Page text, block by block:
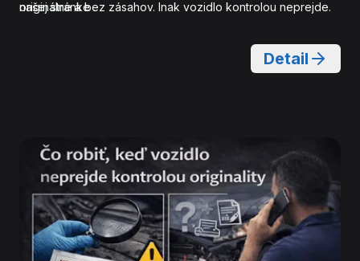
originálne a bez zásahov. Inak vozidlo kontrolou neprejde.
našej stránke .
Detail